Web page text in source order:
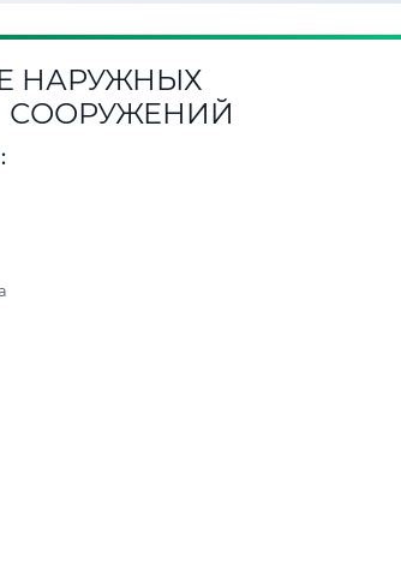
НАРУЖНЫХ
СООРУЖЕНИЙ